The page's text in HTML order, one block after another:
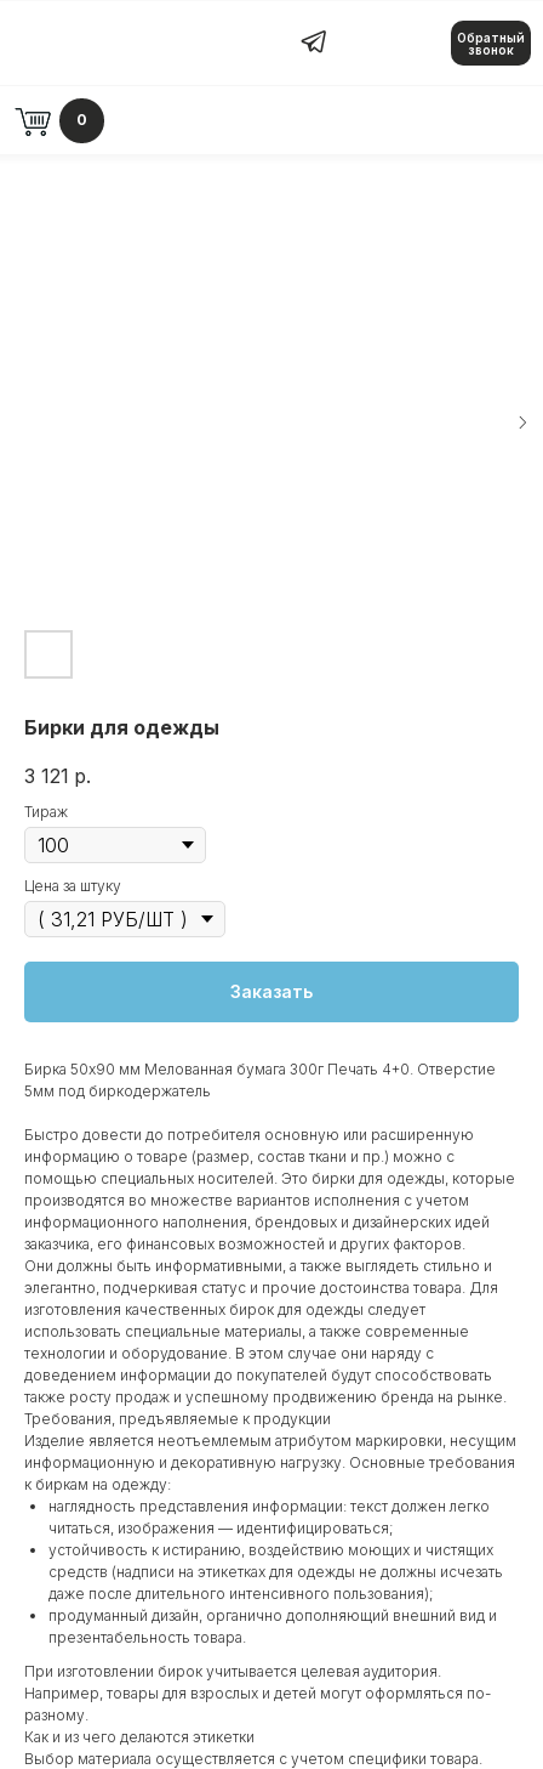
Обратный
звонок
0
Бирки для одежды
3 121 р.
Тирaж
Цена за штуку
Заказать
Бирка 50х90 мм Мелованная бумага 300г Печать 4+0. Отверстие
5мм под биркодержатель
Быстро довести до потребителя основную или расширенную
информацию о товаре (размер, состав ткани и пр.) можно с
помощью специальных носителей. Это бирки для одежды, которые
производятся во множестве вариантов исполнения с учетом
информационного наполнения, брендовых и дизайнерских идей
заказчика, его финансовых возможностей и других факторов.
Они должны быть информативными, а также выглядеть стильно и
элегантно, подчеркивая статус и прочие достоинства товара. Для
изготовления качественных бирок для одежды следует
использовать специальные материалы, а также современные
технологии и оборудование. В этом случае они наряду с
доведением информации до покупателей будут способствовать
также росту продаж и успешному продвижению бренда на рынке.
Требования, предъявляемые к продукции
Изделие является неотъемлемым атрибутом маркировки, несущим
информационную и декоративную нагрузку. Основные требования
к биркам на одежду:
наглядность представления информации: текст должен легко
читаться, изображения — идентифицироваться;
устойчивость к истиранию, воздействию моющих и чистящих
средств (надписи на этикетках для одежды не должны исчезать
даже после длительного интенсивного пользования);
продуманный дизайн, органично дополняющий внешний вид и
презентабельность товара.
При изготовлении бирок учитывается целевая аудитория.
Например, товары для взрослых и детей могут оформляться по-
разному.
Как и из чего делаются этикетки
Выбор материала осуществляется с учетом специфики товара.